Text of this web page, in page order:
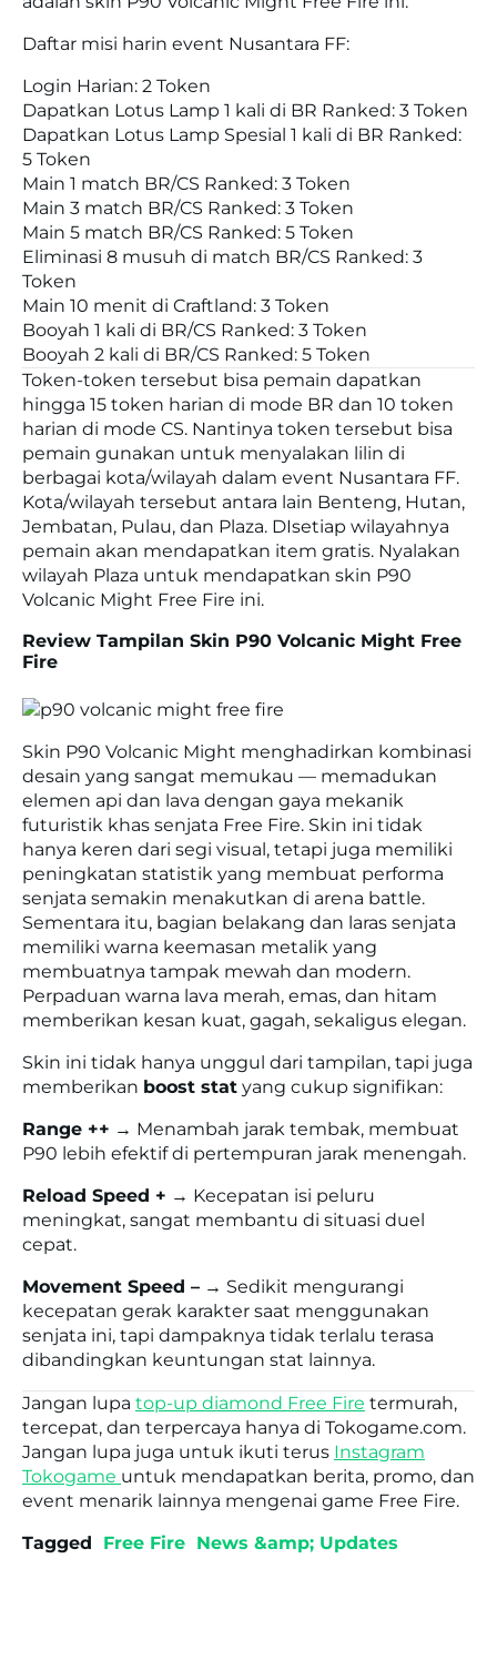
Daftar misi harin event Nusantara FF:
Login Harian: 2 Token
Dapatkan Lotus Lamp 1 kali di BR Ranked: 3 Token
Dapatkan Lotus Lamp Spesial 1 kali di BR Ranked:
5 Token
Main 1 match BR/CS Ranked: 3 Token
Main 3 match BR/CS Ranked: 3 Token
Main 5 match BR/CS Ranked: 5 Token
Eliminasi 8 musuh di match BR/CS Ranked: 3
Token
Main 10 menit di Craftland: 3 Token
Booyah 1 kali di BR/CS Ranked: 3 Token
Booyah 2 kali di BR/CS Ranked: 5 Token
Token-token tersebut bisa pemain dapatkan
hingga 15 token harian di mode BR dan 10 token
harian di mode CS. Nantinya token tersebut bisa
pemain gunakan untuk menyalakan lilin di
berbagai kota/wilayah dalam event Nusantara FF.
Kota/wilayah tersebut antara lain Benteng, Hutan,
Jembatan, Pulau, dan Plaza. DIsetiap wilayahnya
pemain akan mendapatkan item gratis. Nyalakan
wilayah Plaza untuk mendapatkan skin P90
Volcanic Might Free Fire ini.
Review Tampilan Skin P90 Volcanic Might Free
Fire
Skin P90 Volcanic Might menghadirkan kombinasi
desain yang sangat memukau — memadukan
elemen api dan lava dengan gaya mekanik
futuristik khas senjata Free Fire. Skin ini tidak
hanya keren dari segi visual, tetapi juga memiliki
peningkatan statistik yang membuat performa
senjata semakin menakutkan di arena battle.
Sementara itu, bagian belakang dan laras senjata
memiliki warna keemasan metalik yang
membuatnya tampak mewah dan modern.
Perpaduan warna lava merah, emas, dan hitam
memberikan kesan kuat, gagah, sekaligus elegan.
Skin ini tidak hanya unggul dari tampilan, tapi juga
memberikan boost stat yang cukup signifikan:
Range ++ → Menambah jarak tembak, membuat
P90 lebih efektif di pertempuran jarak menengah.
Reload Speed + → Kecepatan isi peluru
meningkat, sangat membantu di situasi duel
cepat.
Movement Speed – → Sedikit mengurangi
kecepatan gerak karakter saat menggunakan
senjata ini, tapi dampaknya tidak terlalu terasa
dibandingkan keuntungan stat lainnya.
Jangan lupa top-up diamond Free Fire termurah,
tercepat, dan terpercaya hanya di Tokogame.com.
Jangan lupa juga untuk ikuti terus Instagram
Tokogame untuk mendapatkan berita, promo, dan
event menarik lainnya mengenai game Free Fire.
Tagged
Free Fire News &amp; Updates